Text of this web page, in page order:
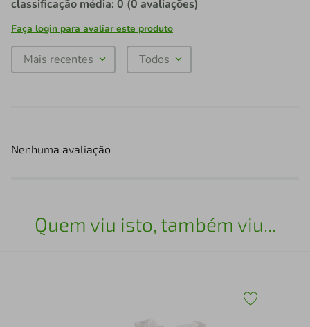
classificação média: 0 (0 avaliações)
Faça login para avaliar este produto
Mais recentes Todos
Nenhuma avaliação
Quem viu isto, também viu...